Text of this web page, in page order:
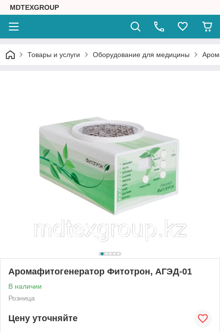
MDTEXGROUP
Товары и услуги Оборудование для медицины
Аромафитогенератор Фитотрон, АГЭД-01
В наличии
Розница
Цену уточняйте